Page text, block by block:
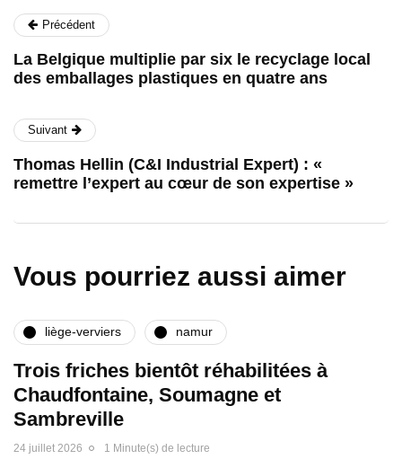
Précédent
La Belgique multiplie par six le recyclage local
des emballages plastiques en quatre ans
Suivant
Thomas Hellin (C&I Industrial Expert) : «
remettre l’expert au cœur de son expertise »
Vous pourriez aussi aimer
liège-verviers namur
Trois friches bientôt réhabilitées à
Chaudfontaine, Soumagne et
Sambreville
24 juillet 2026 1 Minute(s) de lecture